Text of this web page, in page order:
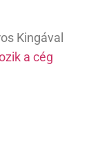
Kingával
a cég